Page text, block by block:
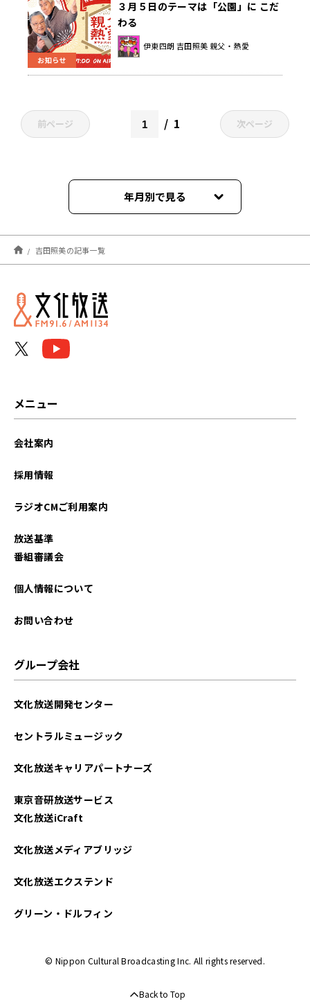
お知らせ
３月５日のテーマは「公園」に こだ
わる
伊東四朗 吉田照美 親父・熱愛
前ページ 1 次ページ
年月別で見る
2026年07月
2026年06月
2026年05月
2025年08月
2025年05月
2024年12月
2024年11月
2024年10月
吉田照美の記事一覧
メニュー
会社案内
採用情報
ラジオCMご利用案内
放送基準
番組審議会
個人情報について
お問い合わせ
グループ会社
文化放送開発センター
セントラルミュージック
文化放送キャリアパートナーズ
東京音研放送サービス
文化放送iCraft
文化放送メディアブリッジ
文化放送エクステンド
グリーン・ドルフィン
© Nippon Cultural Broadcasting Inc. All rights reserved.
Back to Top